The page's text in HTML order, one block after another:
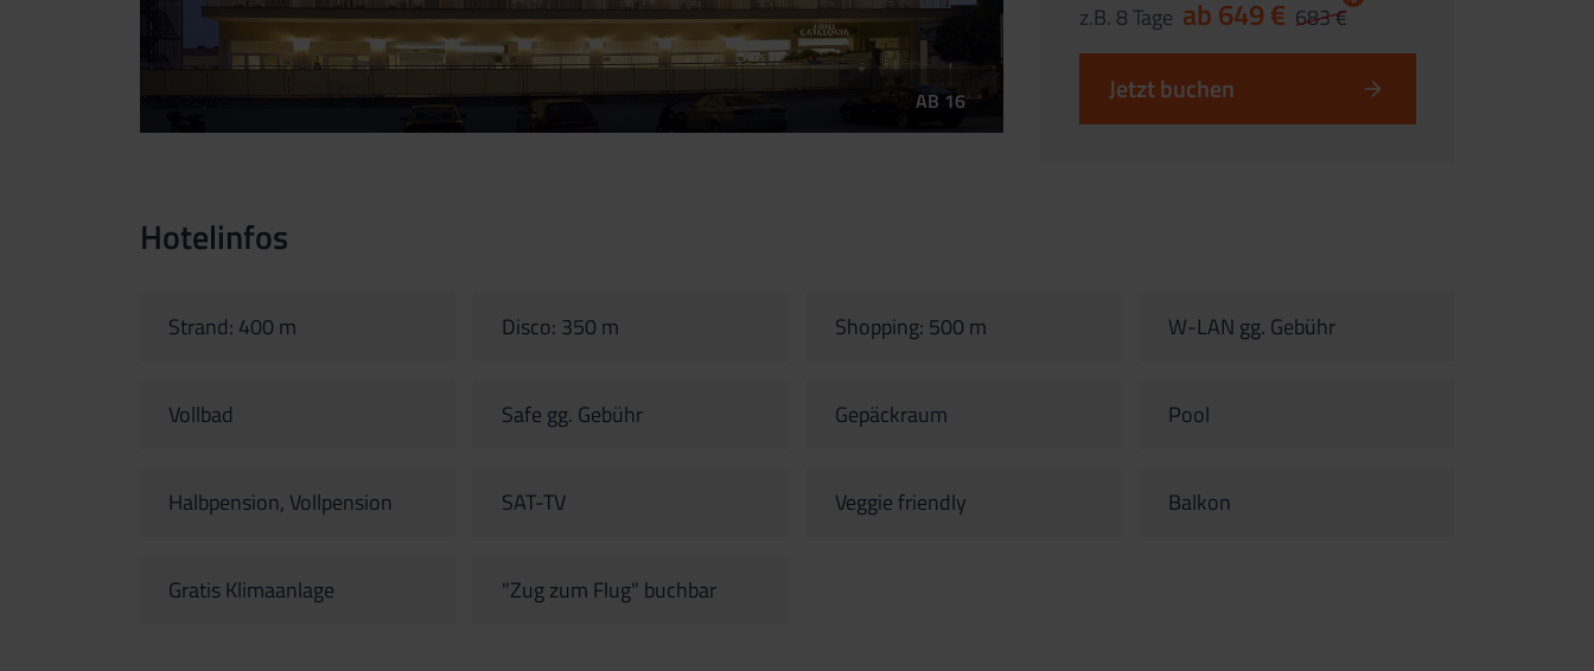
AB 16
z.B. 8 Tage ab 649 € 683 €
Jetzt buchen
Hotelinfos
Strand: 400 m Disco: 350 m Shopping: 500 m W-LAN gg. Gebühr
Vollbad Safe gg. Gebühr Gepäckraum Pool
Halbpension, Vollpension SAT-TV Veggie friendly Balkon
Gratis Klimaanlage "Zug zum Flug" buchbar